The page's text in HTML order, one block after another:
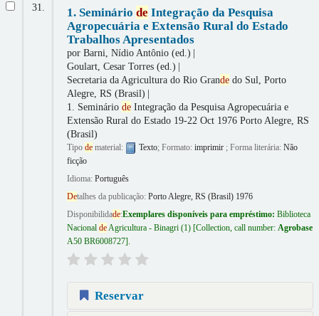
31. 1. Seminário de Integração da Pesquisa
Agropecuária e Extensão Rural do Estado
Trabalhos Apresentados
por Barni, Nídio Antônio (ed.)
Goulart, Cesar Torres (ed.)
Secretaria da Agricultura do Rio Grandedo Sul, Porto
Alegre, RS (Brasil)
1. Seminário deIntegração da Pesquisa Agropecuária e
Extensão Rural do Estado19-22 Oct 1976 Porto Alegre, RS
(Brasil)
Tipo dematerial: Texto; Formato: imprimir ; Forma literária: Não
ficção
Idioma: Português
Detalhes da publicação: Porto Alegre, RS (Brasil) 1976
Disponibilidade:Exemplares disponíveis para empréstimo: Biblioteca
Nacional deAgricultura - Binagri(1) Collection, call number: Agrobase
A50 BR6008727 .
Reservar